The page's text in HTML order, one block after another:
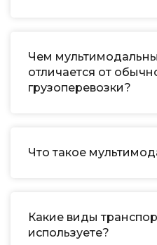
Чем
отличается от
грузоперевозки?
Что такое
Какие виды
используете?